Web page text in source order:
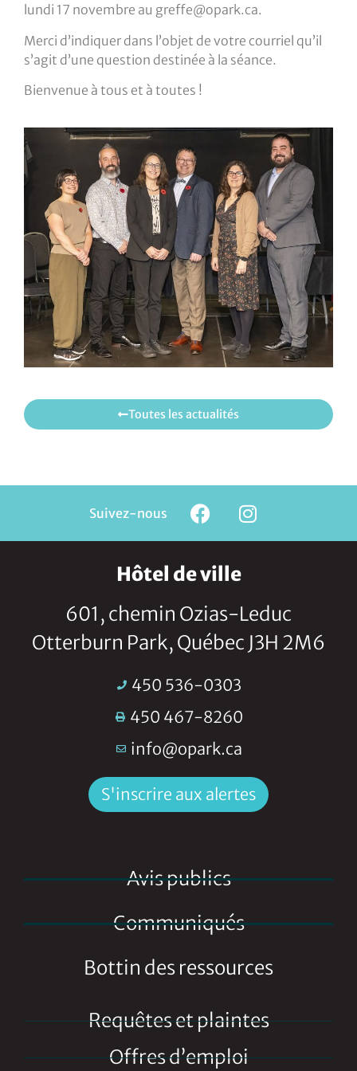
lundi 17 novembre au greffe@opark.ca.
Merci d’indiquer dans l’objet de votre courriel qu’il
s’agit d’une question destinée à la séance.
Bienvenue à tous et à toutes !
Toutes les actualités
Suivez-nous
Hôtel de ville
601, chemin Ozias-Leduc
Otterburn Park, Québec J3H 2M6
450 536-0303
450 467-8260
info@opark.ca
S'inscrire aux alertes
Avis publics
Communiqués
Bottin des ressources
Requêtes et plaintes
Offres d’emploi